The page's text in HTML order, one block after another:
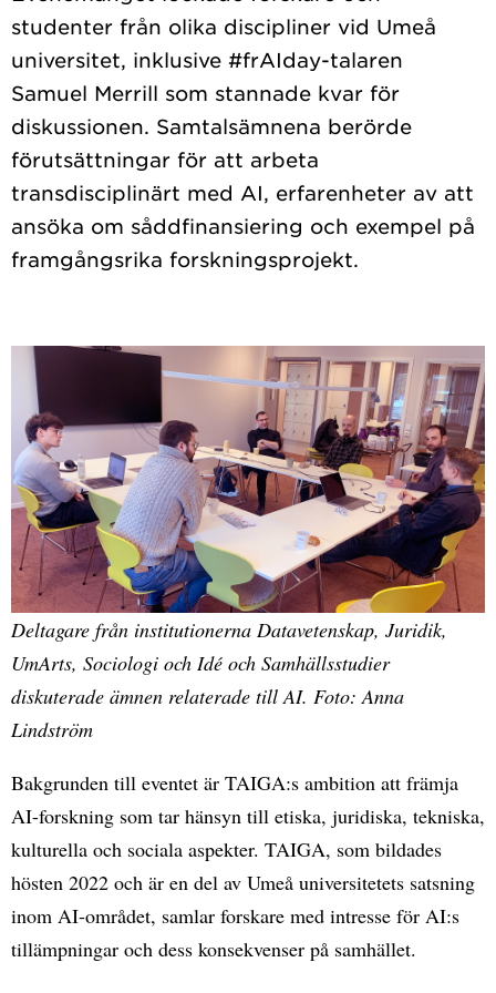
studenter från olika discipliner vid Umeå
universitet, inklusive #frAIday-talaren
Samuel Merrill som stannade kvar för
diskussionen. Samtalsämnena berörde
förutsättningar för att arbeta
transdisciplinärt med AI, erfarenheter av att
ansöka om såddfinansiering och exempel på
Deltagare från institutionerna Datavetenskap, Juridik,
UmArts, Sociologi och Idé och Samhällsstudier
diskuterade ämnen relaterade till AI. Foto: Anna
Lindström
Bakgrunden till eventet är TAIGA:s ambition att främja
AI-forskning som tar hänsyn till etiska, juridiska, tekniska,
kulturella och sociala aspekter. TAIGA, som bildades
hösten 2022 och är en del av Umeå universitetets satsning
inom AI-området, samlar forskare med intresse för AI:s
tillämpningar och dess konsekvenser på samhället.